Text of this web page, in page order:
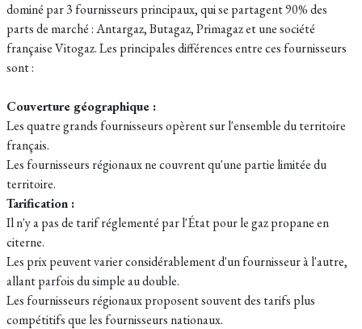
dominé par 3 fournisseurs principaux, qui se partagent 90% des
parts de marché : Antargaz, Butagaz, Primagaz et une société
française Vitogaz. Les principales différences entre ces fournisseurs
sont :
Couverture géographique :
Les quatre grands fournisseurs opèrent sur l'ensemble du territoire
français.
Les fournisseurs régionaux ne couvrent qu'une partie limitée du
territoire.
Tarification :
Il n'y a pas de tarif réglementé par l'État pour le gaz propane en
citerne.
Les prix peuvent varier considérablement d'un fournisseur à l'autre,
allant parfois du simple au double.
Les fournisseurs régionaux proposent souvent des tarifs plus
compétitifs que les fournisseurs nationaux.